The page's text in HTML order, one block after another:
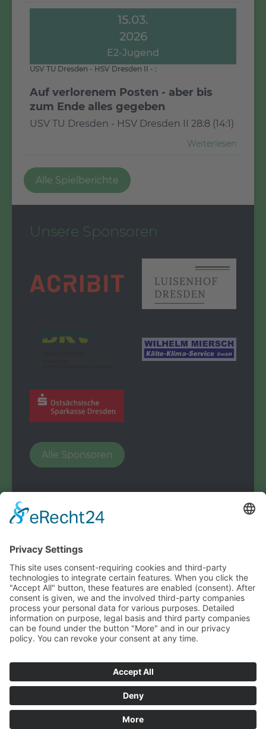
15.03.
2026
E2-Jugend
Weiterlesen
USV TU Dresden - HSV Dresden II - :
Auf verlorenem Posten - aber bis
zum Ende alles gegeben
USV TU Dresden - HSV Dresden II 28:8 (14:1)
Alle Spielberichte
Unsere Sponsoren
Alle Sponsoren
© Handballspielverein Dresden e.V.
powered by
Handballspielverein Dresden e.V.
Berggartenstraße 30
01277 Dresden
E-Mail:kontakt@hsvdresden.de
‍Handball-Verband Sachsen e.V.
‍Stadtsportbund Dresden e.V.
Mitteldeutscher Handballverband e.V.